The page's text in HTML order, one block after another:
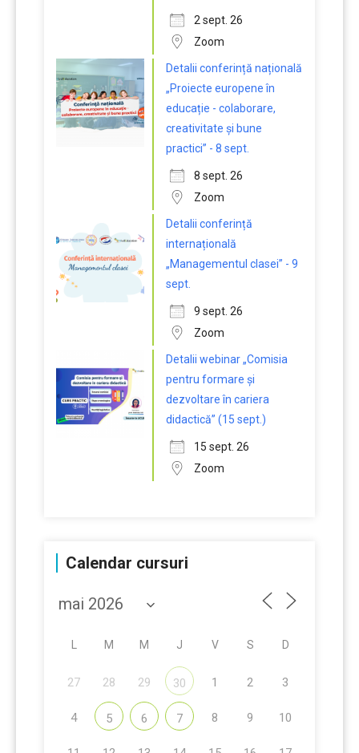
2 sept. 26
Zoom
Detalii conferință națională
„Proiecte europene în
educație - colaborare,
creativitate și bune
practici” - 8 sept.
8 sept. 26
Zoom
Detalii conferință
internațională
„Managementul clasei” - 9
sept.
9 sept. 26
Zoom
Detalii webinar „Comisia
pentru formare și
dezvoltare în cariera
didactică” (15 sept.)
15 sept. 26
Zoom
Calendar cursuri
M M J V S D
27 28 29 30 1 2 3
4 5 6 7 8 9 10